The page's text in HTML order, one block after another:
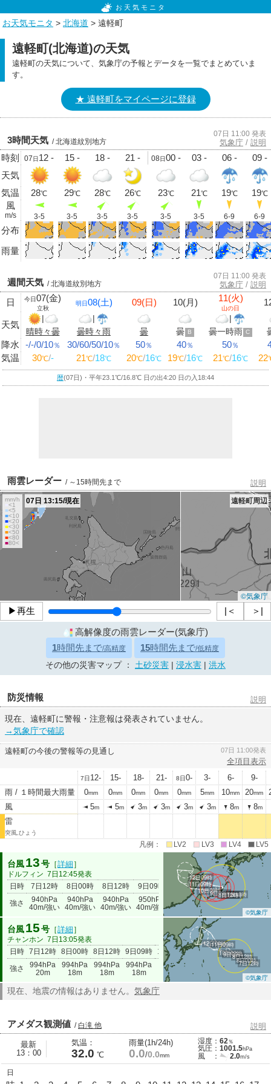
お天気モニタ
お天気モニタ > 北海道 > 遠軽町
遠軽町(北海道)の天気
遠軽町の天気について、気象庁の予報とデータを一覧でまとめていま
す。
★ 遠軽町をマイページに登録
3時間天気 / 北海道紋別地方
07日 11:00 発表
気象庁 / 説明
時刻 07日 12 - 15 - 18 - 21 - 08日00 - 03 - 06 -
09 -
天気
気温
28℃ 29℃ 28℃ 26℃ 23℃ 21℃ 19℃ 19℃
風
m/s 3-5 3-5 3-5 3-5 3-5 3-5 6-9 6-9
分布
雨量
週間天気 / 北海道紋別地方
07日 11:00 発表
気象庁 / 説明
日 今日07(金)
立秋
明日08(土) 09(日) 10(月) 11(火)
山の日
天気
|
晴時々曇
|
曇時々雨
曇 曇 B
|
曇一時雨 C
降水 -/-/0/10％ 30/60/50/10％ 50％ 40％ 50％
気温
30℃/- 21℃/18℃ 20℃/16℃ 19℃/16℃ 21℃/16℃ 22
暦(07日)・平年23.1℃/16.8℃ 日の出4:20 日の入18:44
雨雲レーダー / ～15時間先まで 説明
©気象庁
mm/h
<1
■<5
■<10
■<20
■<30
■<50
■<80
■80<
07日 13:15/現在 遠軽町周辺
▶再生 |＜ ＞|
高解像度の雨雲レーダー(気象庁)
1時間先まで/高精度 15時間先まで/低精度
その他の災害マップ ： 土砂災害 浸水害 洪水
防災情報 説明
現在、遠軽町に警報・注意報は発表されていません。
→気象庁で確認
遠軽町の今後の警報等の見通し 07日 11:00発表
全項目表示
7日 12- 15- 18- 21- 8日0- 3- 6-
9-
雨 / １時間最大雨量
0mm 0mm 0mm 0mm 0mm 5mm 10mm 20mm
風
5m 5m 3m 3m 3m 3m 8m 8m
雷
突風,ひょう
凡例： LV2 LV3 LV4 LV5
台風 13 号 ［詳細 ］
ドルフィン 7日12:45発表
日時
7日12時 8日00時 8日12時 9日09時 10日09時 11日09時
12日09
強さ
940hPa
40m/強い
940hPa
40m/強い
940hPa
40m/強い
950hPa
40m/強い
980hPa
990hPa
18m
18m
7日12時
8日00時
8日12時
9日09時
10日09時
11日09時
12日09時
©気象庁
台風 15 号 ［詳細 ］
チャンホン 7日13:05発表
日時 7日12時 8日00時 8日12時 9日09時 10日09時 11日09時 12日09時
強さ
994hPa
20m
994hPa
18m
994hPa
18m
994hPa
18m
994hPa
18m
990hPa
20m
994hPa
18m
7日12時
8日00時
8日12時
9日09時
10日09時
11日09時
12日09時
©気象庁
現在、地震の情報はありません。 気象庁
アメダス観測値 / 白滝 他 説明
最新
13：00
気温：
32.0 ℃
雨量(1h/24h)
0.0/0.0mm
湿度： 62 ％
気圧： 1001.5hPa
風 ： 2.0m/s
日
8/7